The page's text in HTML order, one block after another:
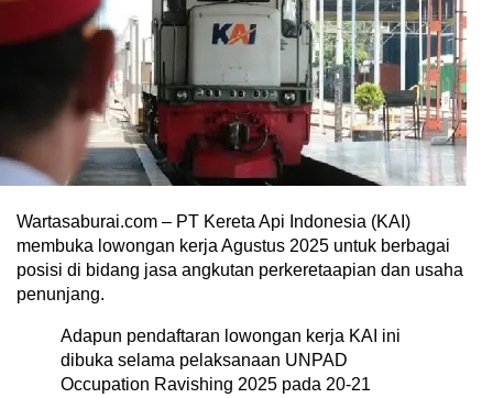
Wartasaburai.com – PT Kereta Api Indonesia (KAI)
membuka lowongan kerja Agustus 2025 untuk berbagai
posisi di bidang jasa angkutan perkeretaapian dan usaha
penunjang.
Adapun pendaftaran lowongan kerja KAI ini
dibuka selama pelaksanaan UNPAD
Occupation Ravishing 2025 pada 20-21